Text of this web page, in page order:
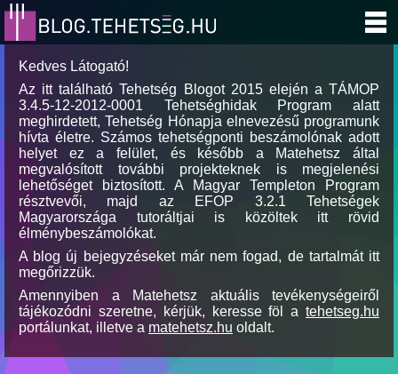
Kedves Látogató!
Az itt található Tehetség Blogot 2015 elején a TÁMOP
3.4.5-12-2012-0001 Tehetséghidak Program alatt
meghirdetett, Tehetség Hónapja elnevezésű programunk
hívta életre. Számos tehetségponti beszámolónak adott
helyet ez a felület, és később a Matehetsz által
megvalósított további projekteknek is megjelenési
lehetőséget biztosított. A Magyar Templeton Program
résztvevői, majd az EFOP 3.2.1 Tehetségek
Magyarországa tutoráltjai is közöltek itt rövid
élménybeszámolókat.
A blog új bejegyzéseket már nem fogad, de tartalmát itt
megőrizzük.
Amennyiben a Matehetsz aktuális tevékenységeiről
tájékozódni szeretne, kérjük, keresse föl a tehetseg.hu
portálunkat, illetve a matehetsz.hu oldalt.